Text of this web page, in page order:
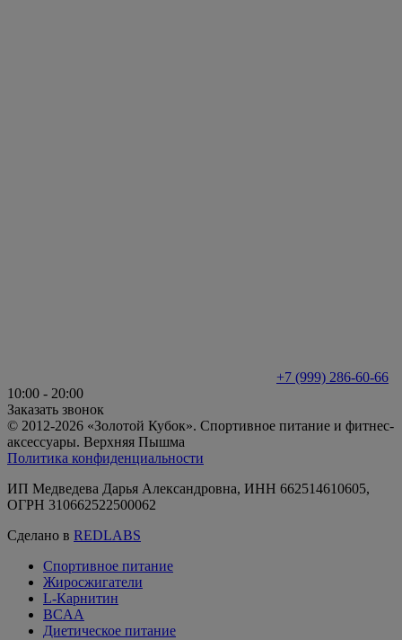
+7 (999) 286-60-66
10:00 - 20:00
Заказать звонок
© 2012-2026 «Золотой Кубок». Спортивное питание и фитнес-
аксессуары. Верхняя Пышма
Политика конфиденциальности
ИП Медведева Дарья Александровна, ИНН 662514610605,
ОГРН 310662522500062
Сделано в REDLABS
Спортивное питание
Жиросжигатели
L-Карнитин
BCAA
Диетическое питание